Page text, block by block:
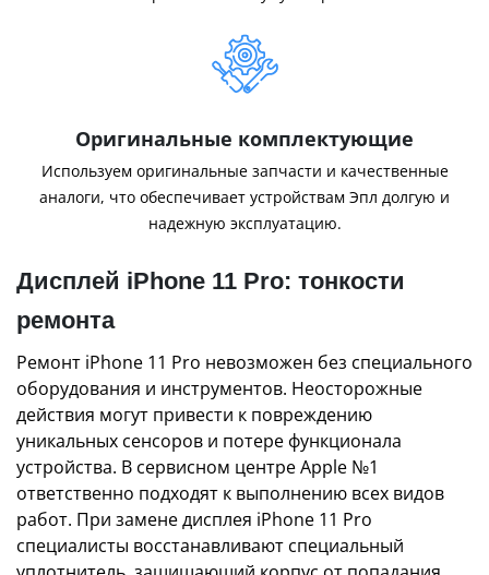
Оригинальные комплектующие
Используем оригинальные запчасти и качественные
аналоги, что обеспечивает устройствам Эпл долгую и
надежную эксплуатацию.
Дисплей iPhone 11 Pro: тонкости
ремонта
Ремонт iPhone 11 Pro невозможен без специального
оборудования и инструментов. Неосторожные
действия могут привести к повреждению
уникальных сенсоров и потере функционала
устройства. В сервисном центре Apple №1
ответственно подходят к выполнению всех видов
работ. При замене дисплея iPhone 11 Pro
специалисты восстанавливают специальный